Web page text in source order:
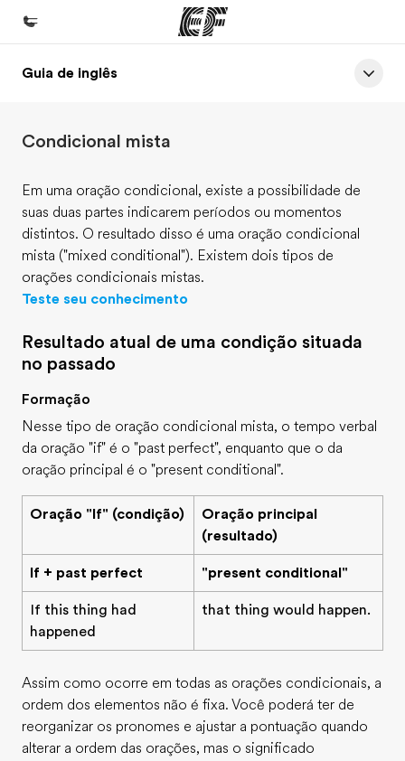
Início
Programas
Lojas
Encontre uma loja
Sobre nós
Carreiras
Junte-se a nós
Guia de inglês
Condicional mista
Em uma oração condicional, existe a possibilidade de
suas duas partes indicarem períodos ou momentos
distintos. O resultado disso é uma oração condicional
mista ("mixed conditional"). Existem dois tipos de
orações condicionais mistas.
Teste seu conhecimento
Resultado atual de uma condição situada
no passado
Formação
Nesse tipo de oração condicional mista, o tempo verbal
da oração "if" é o "past perfect", enquanto que o da
oração principal é o "present conditional".
Oração "If" (condição)
Oração principal
(resultado)
If + past perfect "present conditional"
If this thing had
happened
that thing would happen.
Assim como ocorre em todas as orações condicionais, a
ordem dos elementos não é fixa. Você poderá ter de
reorganizar os pronomes e ajustar a pontuação quando
alterar a ordem das orações, mas o significado